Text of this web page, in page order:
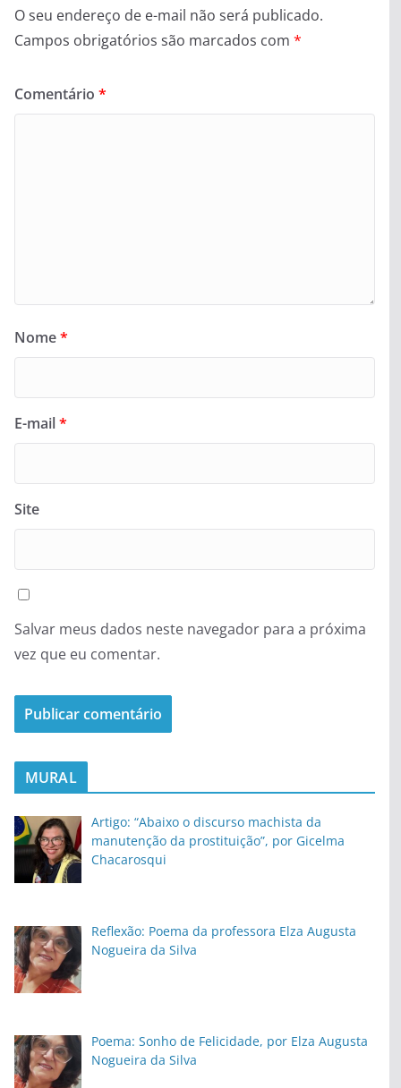
O seu endereço de e-mail não será publicado.
Campos obrigatórios são marcados com *
Comentário *
Nome*
E-mail*
Site
Salvar meus dados neste navegador para a próxima
vez que eu comentar.
MURAL
Artigo: “Abaixo o discurso machista da
manutenção da prostituição”, por Gicelma
Chacarosqui
Reflexão: Poema da professora Elza Augusta
Nogueira da Silva
Poema: Sonho de Felicidade, por Elza Augusta
Nogueira da Silva